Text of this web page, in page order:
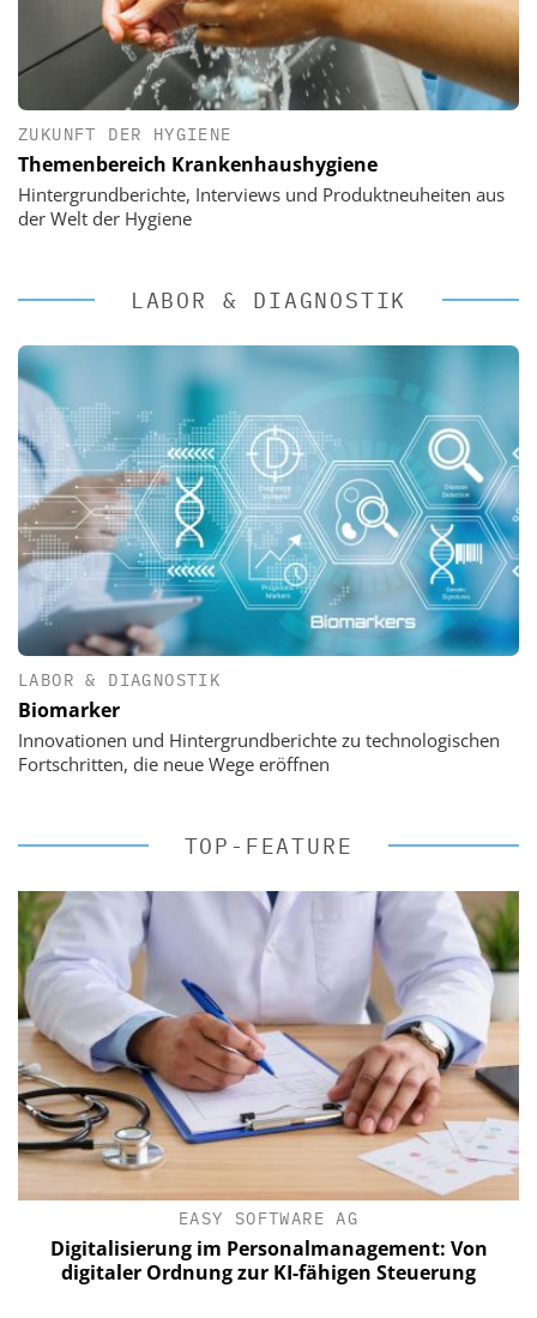
ZUKUNFT DER HYGIENE
Themenbereich Krankenhaushygiene
Hintergrundberichte, Interviews und Produktneuheiten aus
der Welt der Hygiene
LABOR & DIAGNOSTIK
LABOR & DIAGNOSTIK
Biomarker
Innovationen und Hintergrundberichte zu technologischen
Fortschritten, die neue Wege eröffnen
TOP-FEATURE
EASY SOFTWARE AG
Digitalisierung im Personalmanagement: Von
digitaler Ordnung zur KI-fähigen Steuerung